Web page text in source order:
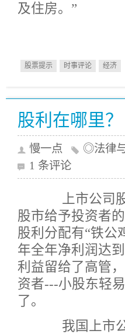
及住房。”
股票提示 时事评论 经济
股利在哪里？
慢一点 ◎法律
1 条评论
上市公司股
股市给予投资者
股利分配有“铁公
年全年净利润达
利益留给了高管
资者---小股东轻
了。
我国上市公